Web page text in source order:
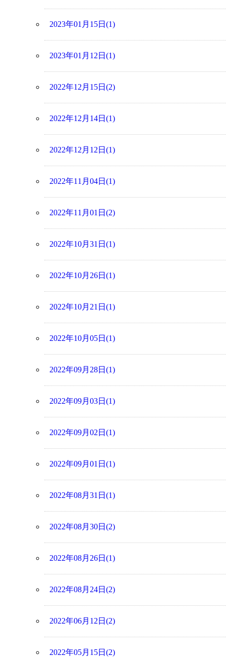
2023年01月15日(1)
2023年01月12日(1)
2022年12月15日(2)
2022年12月14日(1)
2022年12月12日(1)
2022年11月04日(1)
2022年11月01日(2)
2022年10月31日(1)
2022年10月26日(1)
2022年10月21日(1)
2022年10月05日(1)
2022年09月28日(1)
2022年09月03日(1)
2022年09月02日(1)
2022年09月01日(1)
2022年08月31日(1)
2022年08月30日(2)
2022年08月26日(1)
2022年08月24日(2)
2022年06月12日(2)
2022年05月15日(2)